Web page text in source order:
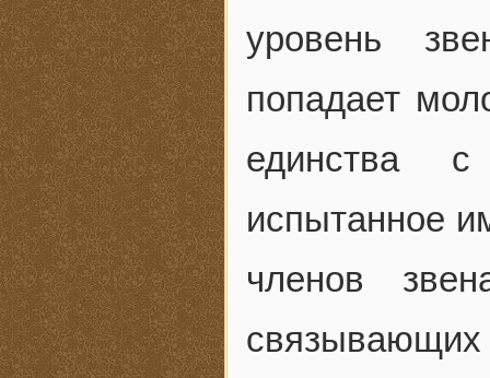
уровень
попадает
единства
испытанное
членов